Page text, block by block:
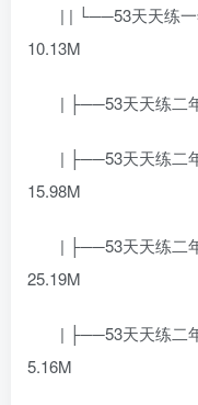
| | └──53天天练
10.13M
| ├──53天天练二
| ├──53天天练二
15.98M
| ├──53天天练二
25.19M
| ├──53天天练二
5.16M